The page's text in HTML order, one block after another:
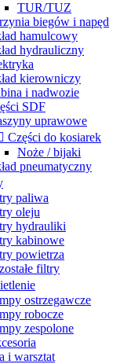
TUR/TUZ
biegów i napęd
hamulcowy
hydrauliczny
kierowniczy
i nadwozie
SDF
uprawowe
Części do kosiarek
Noże / bijaki
pneumatyczny
paliwa
oleju
hydrauliki
kabinowe
powietrza
filtry
ostrzegawcze
robocze
zespolone
i warsztat